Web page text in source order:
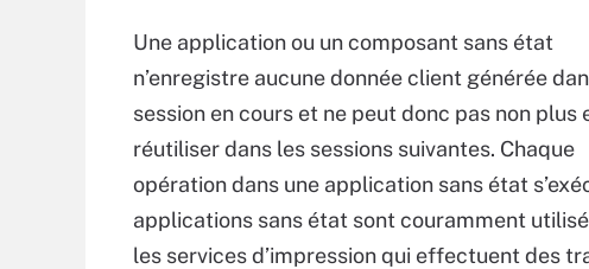
Une application ou un composant sans état
n’enregistre aucune donnée client générée
session en cours et ne peut donc pas non plus
réutiliser dans les sessions suivantes. Chaque
opération dans une application sans état
applications sans état sont couramment
les services d’impression qui effectuent des